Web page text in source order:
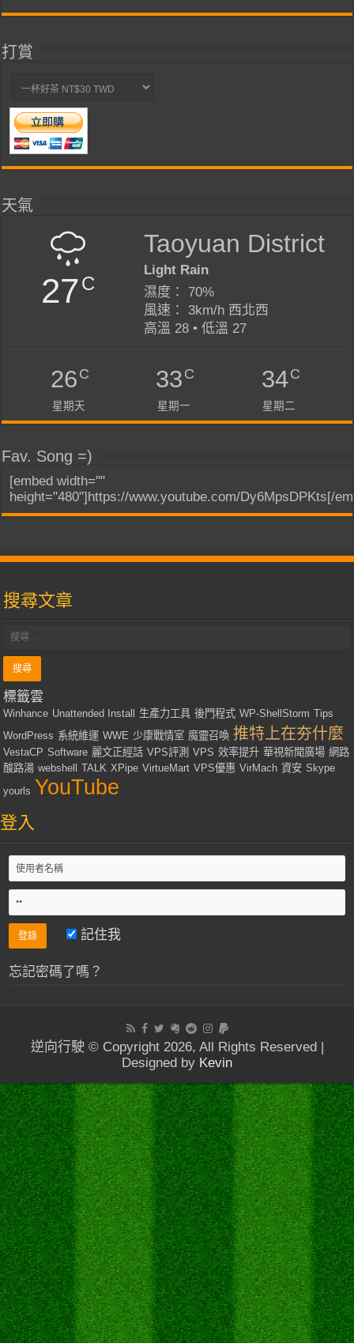
打賞
天氣
27C
Taoyuan District
Light Rain
濕度： 70%
風速： 3km/h 西北西
高溫 28 • 低溫 27
26C
星期天
33C
星期一
34C
星期二
Fav. Song =)
[embed width=""
height="480"]https://www.youtube.com/Dy6MpsDPKts[/
搜尋文章
標籤雲
Winhance Unattended Install 生產力工具 後門程式 WP-ShellStorm Tips
WordPress 系統維運 WWE 少康戰情室 魔靈召喚 推特上在夯什麼
VestaCP Software 麗文正經話 VPS評測 VPS 效率提升 華視新聞廣場 網路
酸路湯 webshell TALK XPipe VirtueMart VPS優惠 VirMach 資安 Skype
yourls YouTube
登入
記住我
忘記密碼了嗎？
逆向行駛 © Copyright 2026, All Rights Reserved |
Designed by Kevin